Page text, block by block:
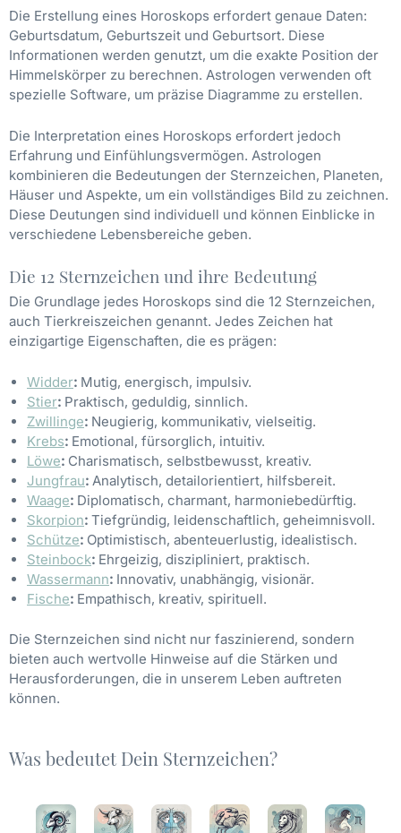
Die Erstellung eines Horoskops erfordert genaue Daten:
Geburtsdatum, Geburtszeit und Geburtsort. Diese
Informationen werden genutzt, um die exakte Position der
Himmelskörper zu berechnen. Astrologen verwenden oft
spezielle Software, um präzise Diagramme zu erstellen.
Die Interpretation eines Horoskops erfordert jedoch
Erfahrung und Einfühlungsvermögen. Astrologen
kombinieren die Bedeutungen der Sternzeichen, Planeten,
Häuser und Aspekte, um ein vollständiges Bild zu zeichnen.
Diese Deutungen sind individuell und können Einblicke in
verschiedene Lebensbereiche geben.
Die 12 Sternzeichen und ihre Bedeutung
Die Grundlage jedes Horoskops sind die 12 Sternzeichen,
auch Tierkreiszeichen genannt. Jedes Zeichen hat
einzigartige Eigenschaften, die es prägen:
Widder: Mutig, energisch, impulsiv.
Stier: Praktisch, geduldig, sinnlich.
Zwillinge: Neugierig, kommunikativ, vielseitig.
Krebs: Emotional, fürsorglich, intuitiv.
Löwe: Charismatisch, selbstbewusst, kreativ.
Jungfrau: Analytisch, detailorientiert, hilfsbereit.
Waage: Diplomatisch, charmant, harmoniebedürftig.
Skorpion: Tiefgründig, leidenschaftlich, geheimnisvoll.
Schütze: Optimistisch, abenteuerlustig, idealistisch.
Steinbock: Ehrgeizig, diszipliniert, praktisch.
Wassermann: Innovativ, unabhängig, visionär.
Fische: Empathisch, kreativ, spirituell.
Die Sternzeichen sind nicht nur faszinierend, sondern
bieten auch wertvolle Hinweise auf die Stärken und
Herausforderungen, die in unserem Leben auftreten
können.
Was bedeutet Dein Sternzeichen?